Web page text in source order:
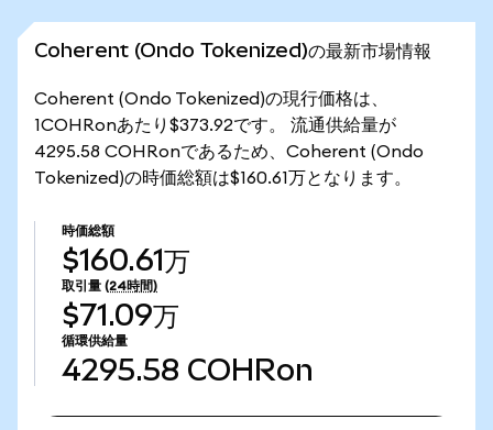
Coherent (Ondo Tokenized)の最新市場情報
Coherent (Ondo Tokenized)の現行価格は、
1COHRonあたり$373.92です。 流通供給量が
4295.58 COHRonであるため、Coherent (Ondo
Tokenized)の時価総額は$160.61万となります。
時価総額
$160.61万
取引量 (24時間)
$71.09万
循環供給量
4295.58 COHRon